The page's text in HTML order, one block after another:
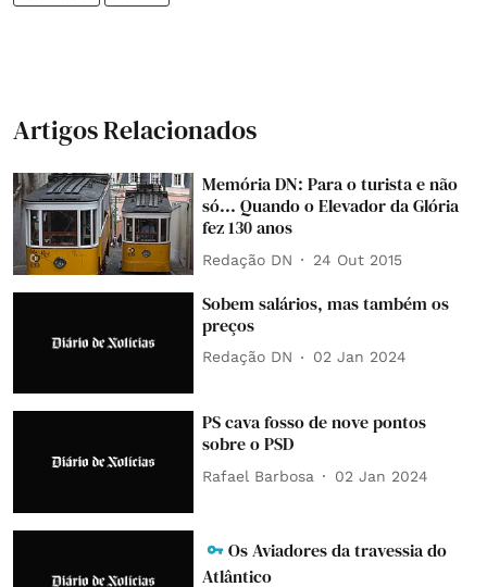
Artigos Relacionados
Memória DN: Para o turista e não
só... Quando o Elevador da Glória
fez 130 anos
Redação DN 24 Out 2015
Sobem salários, mas também os
preços
Redação DN 02 Jan 2024
PS cava fosso de nove pontos
sobre o PSD
Rafael Barbosa 02 Jan 2024
Os Aviadores da travessia do
Atlântico